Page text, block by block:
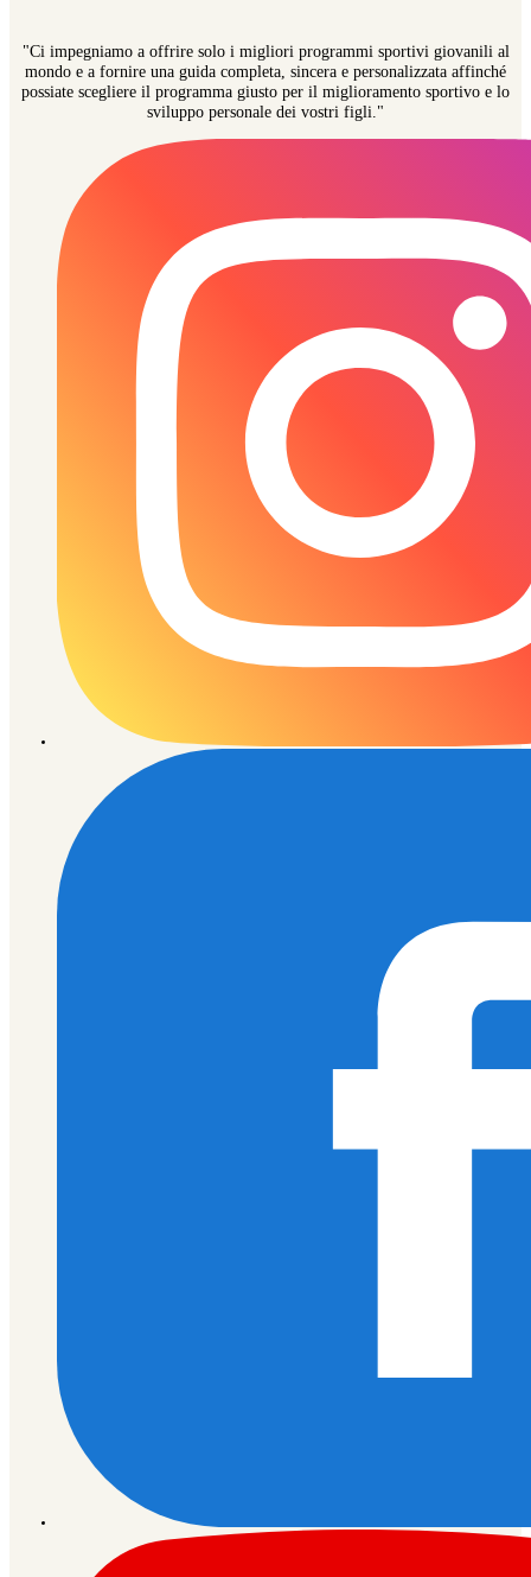
"Ci impegniamo a offrire solo i migliori programmi sportivi giovanili al
mondo e a fornire una guida completa, sincera e personalizzata affinché
possiate scegliere il programma giusto per il miglioramento sportivo e lo
sviluppo personale dei vostri figli."